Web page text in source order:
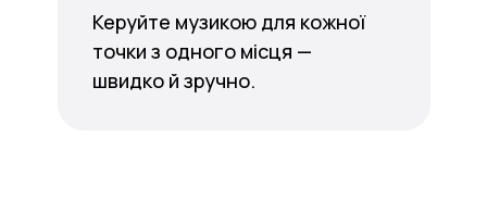
Керуйте музикою для кожної
точки з одного місця —
швидко й зручно.